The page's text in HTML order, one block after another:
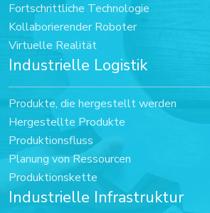
Fortschrittliche Technologie
Kollaborierender Roboter
Virtuelle Realität
Industrielle Logistik
Produkte, die hergestellt werden
Hergestellte Produkte
Produktionsfluss
Planung von Ressourcen
Produktionskette
Industrielle Infrastruktur